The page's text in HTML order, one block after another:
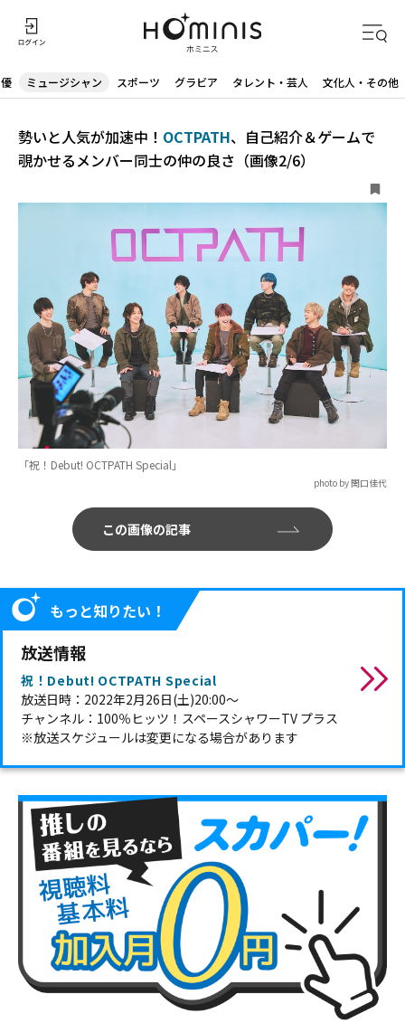
ミュージシャン スポーツ グラビア タレント・芸人 文化人・その他
勢いと人気が加速中！ OCTPATH、自己紹介＆ゲームで
覗かせるメンバー同士の仲の良さ（画像2/6）
「祝！Debut! OCTPATH Special」
photo by 関口佳代
この画像の記事
もっと知りたい！
放送情報
祝！Debut! OCTPATH Special
放送日時：2022年2月26日(土)20:00〜
チャンネル：100％ヒッツ！スペースシャワーTV プラス
※放送スケジュールは変更になる場合があります